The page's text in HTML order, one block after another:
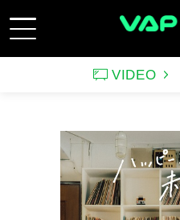
新規会員登録
VIDEO
サウンドトラック（テレ
アンパンマン音楽商品
韓国ドラマ
アンパンマン
バラエティ